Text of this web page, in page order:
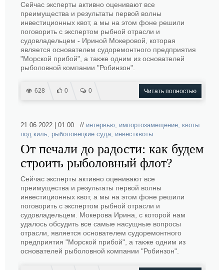
Сейчас эксперты активно оценивают все
преимущества и результаты первой волны
инвестиционных квот, а мы на этом фоне решили
поговорить с экспертом рыбной отрасли и
судовладельцем - Ириной Мокеровой, которая
является основателем судоремонтного предприятия
"Морской прибой", а также одним из основателей
рыболовной компании "Робинзон".
628 0 0 Читать полностью
21.06.2022 | 01:00 // интервью, импортозамещение, квоты
под киль, рыболовецкие суда, инвестквоты
От печали до радости: как будем
строить рыболовный флот?
Сейчас эксперты активно оценивают все
преимущества и результаты первой волны
инвестиционных квот, а мы на этом фоне решили
поговорить с экспертом рыбной отрасли и
судовладельцем. Мокерова Ирина, с которой нам
удалось обсудить все самые насущные вопросы
отрасли, является основателем судоремонтного
предприятия "Морской прибой", а также одним из
основателей рыболовной компании "Робинзон".